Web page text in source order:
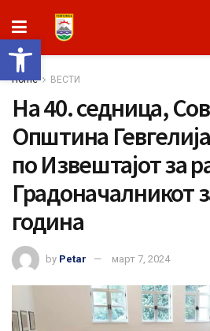
Open toolbar
Home ВЕСТИ
На 40. седница,
Општина
по Извештајот за
Градоначалникот
година
by Petar март 7, 2024